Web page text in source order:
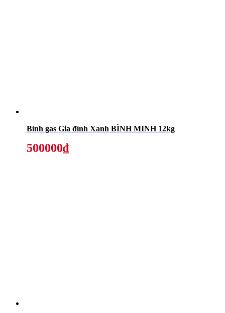
Bình gas Gia đình Xanh BÌNH MINH 12kg
500000₫